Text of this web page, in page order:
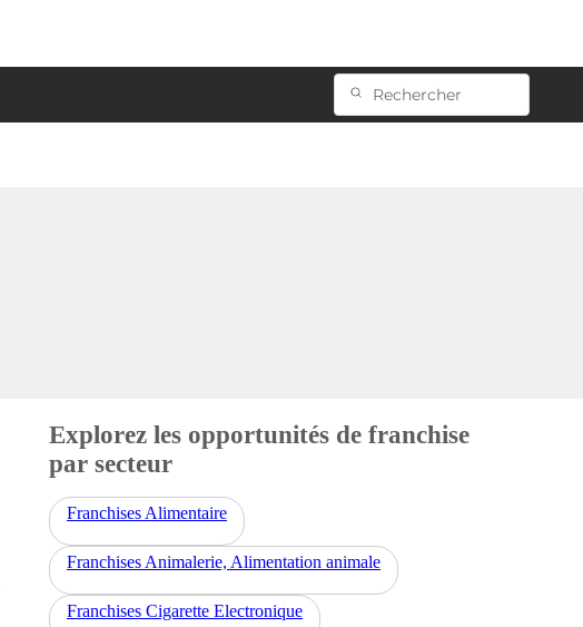
Explorez les opportunités de franchise
par secteur
Franchises Alimentaire
Franchises Animalerie, Alimentation animale
Franchises Cigarette Electronique